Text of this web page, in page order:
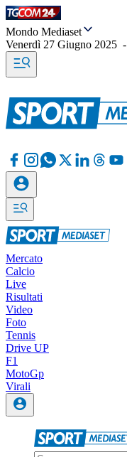
Mondo Mediaset
Venerdì 27 Giugno 2025 -
Mercato
Calcio
Live
Risultati
Video
Foto
Tennis
Drive UP
F1
MotoGp
Virali